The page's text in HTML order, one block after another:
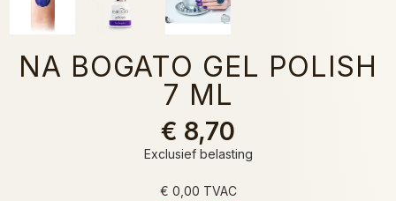
NA BOGATO GEL POLISH
7 ML
€ 8,70
Exclusief belasting
€ 0,00 TVAC